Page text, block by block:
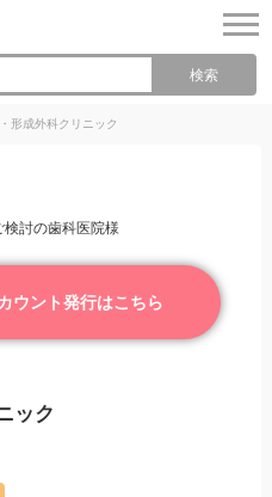
検索
形成外科クリニック
討の歯科医院様
ウント発行はこちら
ック